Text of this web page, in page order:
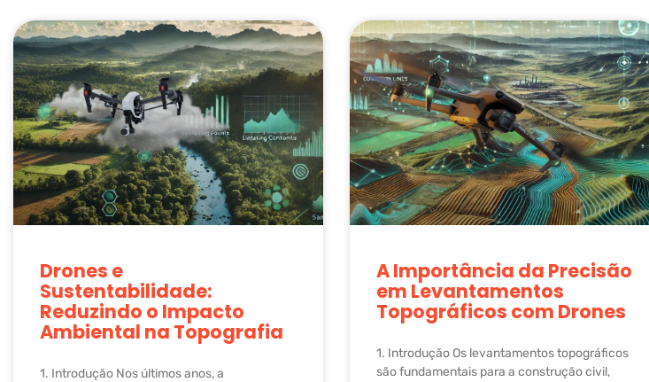
Drones e
Sustentabilidade:
Reduzindo o Impacto
Ambiental na Topografia
1. Introdução Nos últimos anos, a
A Importância da Precisão
em Levantamentos
Topográficos com Drones
1. Introdução Os levantamentos topográficos
são fundamentais para a construção civil,